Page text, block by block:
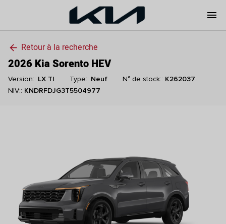
menu
arrow_back Retour à la recherche
2026 Kia Sorento HEV
Version:: LX TI Type:: Neuf N° de stock:: K262037
NIV:: KNDRFDJG3T5504977